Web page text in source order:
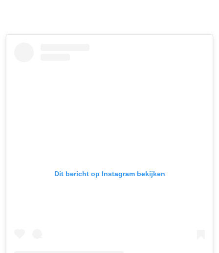
Dit bericht op Instagram bekijken